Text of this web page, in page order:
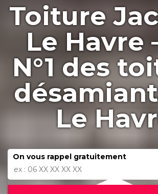
Toiture
Le Havre
N°1 des
Le
On vous rappel gratuitement